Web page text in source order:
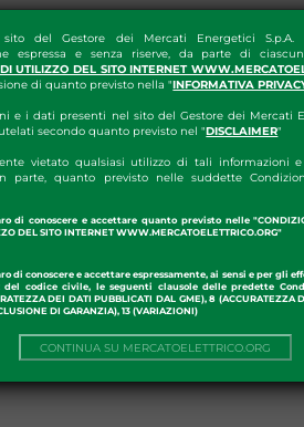
sito del Gestore dei Mercati Energetici S.p.A.
espressa e senza riserve, da parte di
UTILIZZO DEL SITO INTERNET
di quanto previsto nella "INFORMATIVA
e i dati presenti nel sito del Gestore dei Mercati
secondo quanto previsto nel "DISCLAIMER"
vietato qualsiasi utilizzo di tali informazioni
parte, quanto previsto nelle suddette
di conoscere e accettare quanto previsto nelle
DEL SITO INTERNET WWW.MERCATOELETTRICO.ORG"
di conoscere e accettare espressamente, ai sensi e per gli
del codice civile, le seguenti clausole delle predette
DEI DATI PUBBLICATI DAL GME), 8 (ACCURATEZZA
DI GARANZIA), 13 (VARIAZIONI)
CONTINUA SU MERCATOELETTRICO.ORG